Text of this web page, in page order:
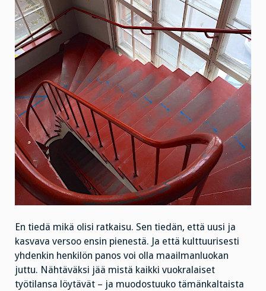
En tiedä mikä olisi ratkaisu. Sen tiedän, että uusi ja
kasvava versoo ensin pienestä. Ja että kulttuurisesti
yhdenkin henkilön panos voi olla maailmanluokan
juttu. Nähtäväksi jää mistä kaikki vuokralaiset
työtilansa löytävät – ja muodostuuko tämänkaltaista